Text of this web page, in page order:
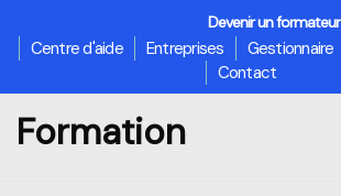
Devenir un formateur
Centre d'aide Entreprises Gestionnaire
Contact
Formation